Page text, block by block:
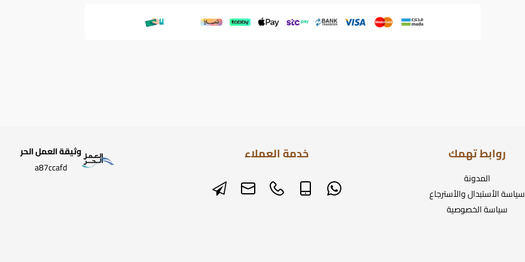
روابط تهمك
المدونة
سياسة الأستبدال والأسترجاع
سياسة الخصوصية
خدمة العملاء
وثيقة العمل الحر
a87ccafd